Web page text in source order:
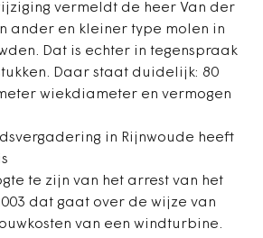
vermeldt de heer Van der
ander en kleiner type molen in
Dat is echter in tegenspraak
Daar staat duidelijk: 80
wiekdiameter en vermogen
in Rijnwoude heeft
te zijn van het arrest van het
dat gaat over de wijze van
van een windturbine.